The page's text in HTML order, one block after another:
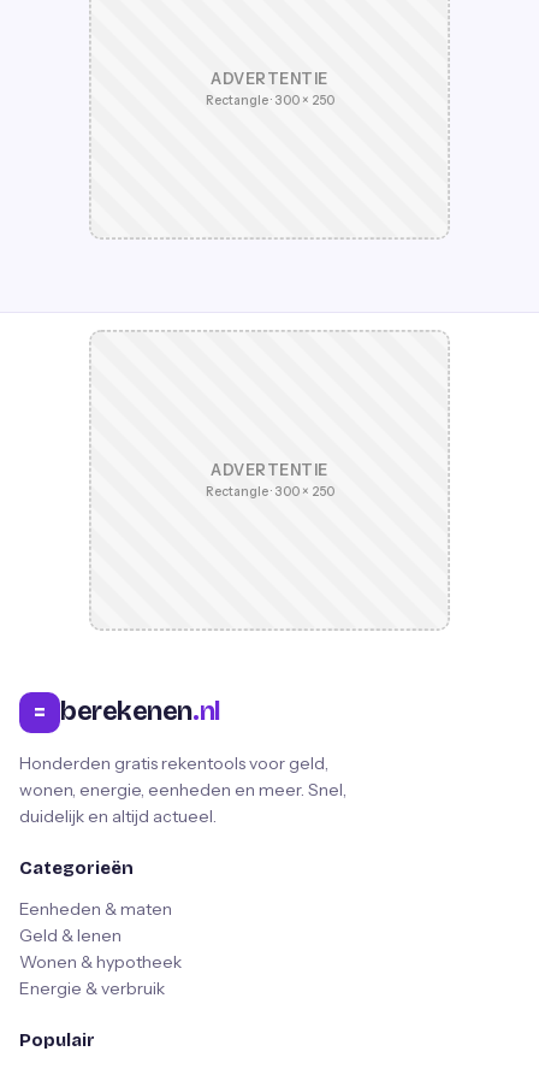
ADVERTENTIE
Rectangle · 300 × 250
ADVERTENTIE
Rectangle · 300 × 250
= berekenen.nl
Honderden gratis rekentools voor geld,
wonen, energie, eenheden en meer. Snel,
duidelijk en altijd actueel.
Categorieën
Eenheden & maten
Geld & lenen
Wonen & hypotheek
Energie & verbruik
Populair